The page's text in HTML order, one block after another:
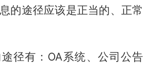
的途径应该是正当的、正常
径有：OA系统、公司公告